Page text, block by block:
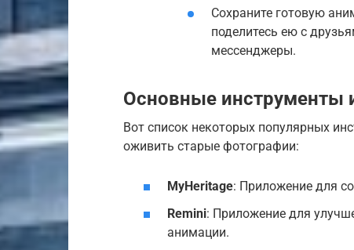
Сохраните готовую
поделитесь ею с
мессенджеры.
Основные инструменты
Вот список некоторых популярных
оживить старые фотографии:
MyHeritage: Приложение для
Remini: Приложение для
анимации.